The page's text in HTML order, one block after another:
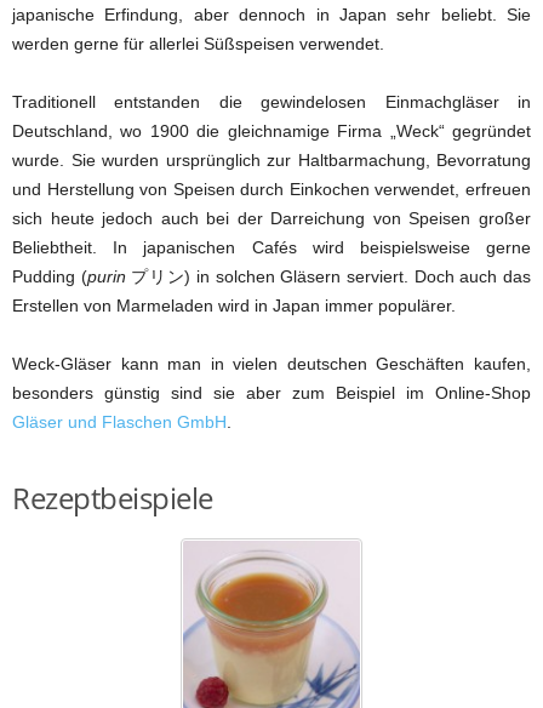
japanische Erfindung, aber dennoch in Japan sehr beliebt. Sie
werden gerne für allerlei Süßspeisen verwendet.
Traditionell entstanden die gewindelosen Einmachgläser in
Deutschland, wo 1900 die gleichnamige Firma „Weck“ gegründet
wurde. Sie wurden ursprünglich zur Haltbarmachung, Bevorratung
und Herstellung von Speisen durch Einkochen verwendet, erfreuen
sich heute jedoch auch bei der Darreichung von Speisen großer
Beliebtheit. In japanischen Cafés wird beispielsweise gerne
Pudding (purin プリン) in solchen Gläsern serviert. Doch auch das
Erstellen von Marmeladen wird in Japan immer populärer.
Weck-Gläser kann man in vielen deutschen Geschäften kaufen,
besonders günstig sind sie aber zum Beispiel im Online-Shop
Gläser und Flaschen GmbH
Rezeptbeispiele